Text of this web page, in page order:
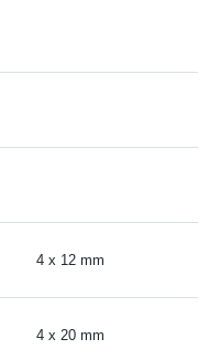
4 x 12 mm
4 x 20 mm